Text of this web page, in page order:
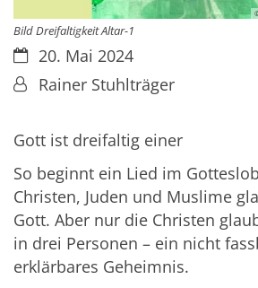
Bild Dreifaltigkeit Altar-1
Datum:20. Mai 2024
Von:Rainer Stuhlträger
Gott ist dreifaltig einer
So beginnt ein Lied im
Christen, Juden und Muslime
Gott. Aber nur die Christen
in drei Personen – ein nicht
erklärbares Geheimnis.